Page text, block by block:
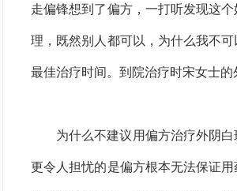
走偏锋想到了偏方，一打听发现这
理，既然别人都可以，为什么我不
最佳治疗时间。到院治疗时宋女士的
为什么不建议用偏方治疗外阴
更令人担忧的是偏方根本无法保证